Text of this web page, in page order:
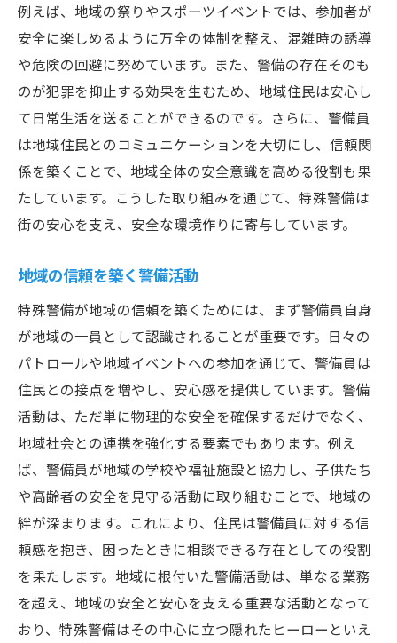
例えば、地域の祭りやスポーツイベントでは、参加者が
安全に楽しめるように万全の体制を整え、混雑時の誘導
や危険の回避に努めています。また、警備の存在そのも
のが犯罪を抑止する効果を生むため、地域住民は安心し
て日常生活を送ることができるのです。さらに、警備員
は地域住民とのコミュニケーションを大切にし、信頼関
係を築くことで、地域全体の安全意識を高める役割も果
たしています。こうした取り組みを通じて、特殊警備は
街の安心を支え、安全な環境作りに寄与しています。
地域の信頼を築く警備活動
特殊警備が地域の信頼を築くためには、まず警備員自身
が地域の一員として認識されることが重要です。日々の
パトロールや地域イベントへの参加を通じて、警備員は
住民との接点を増やし、安心感を提供しています。警備
活動は、ただ単に物理的な安全を確保するだけでなく、
地域社会との連携を強化する要素でもあります。例え
ば、警備員が地域の学校や福祉施設と協力し、子供たち
や高齢者の安全を見守る活動に取り組むことで、地域の
絆が深まります。これにより、住民は警備員に対する信
頼感を抱き、困ったときに相談できる存在としての役割
を果たします。地域に根付いた警備活動は、単なる業務
を超え、地域の安全と安心を支える重要な活動となって
おり、特殊警備はその中心に立つ隠れたヒーローといえ